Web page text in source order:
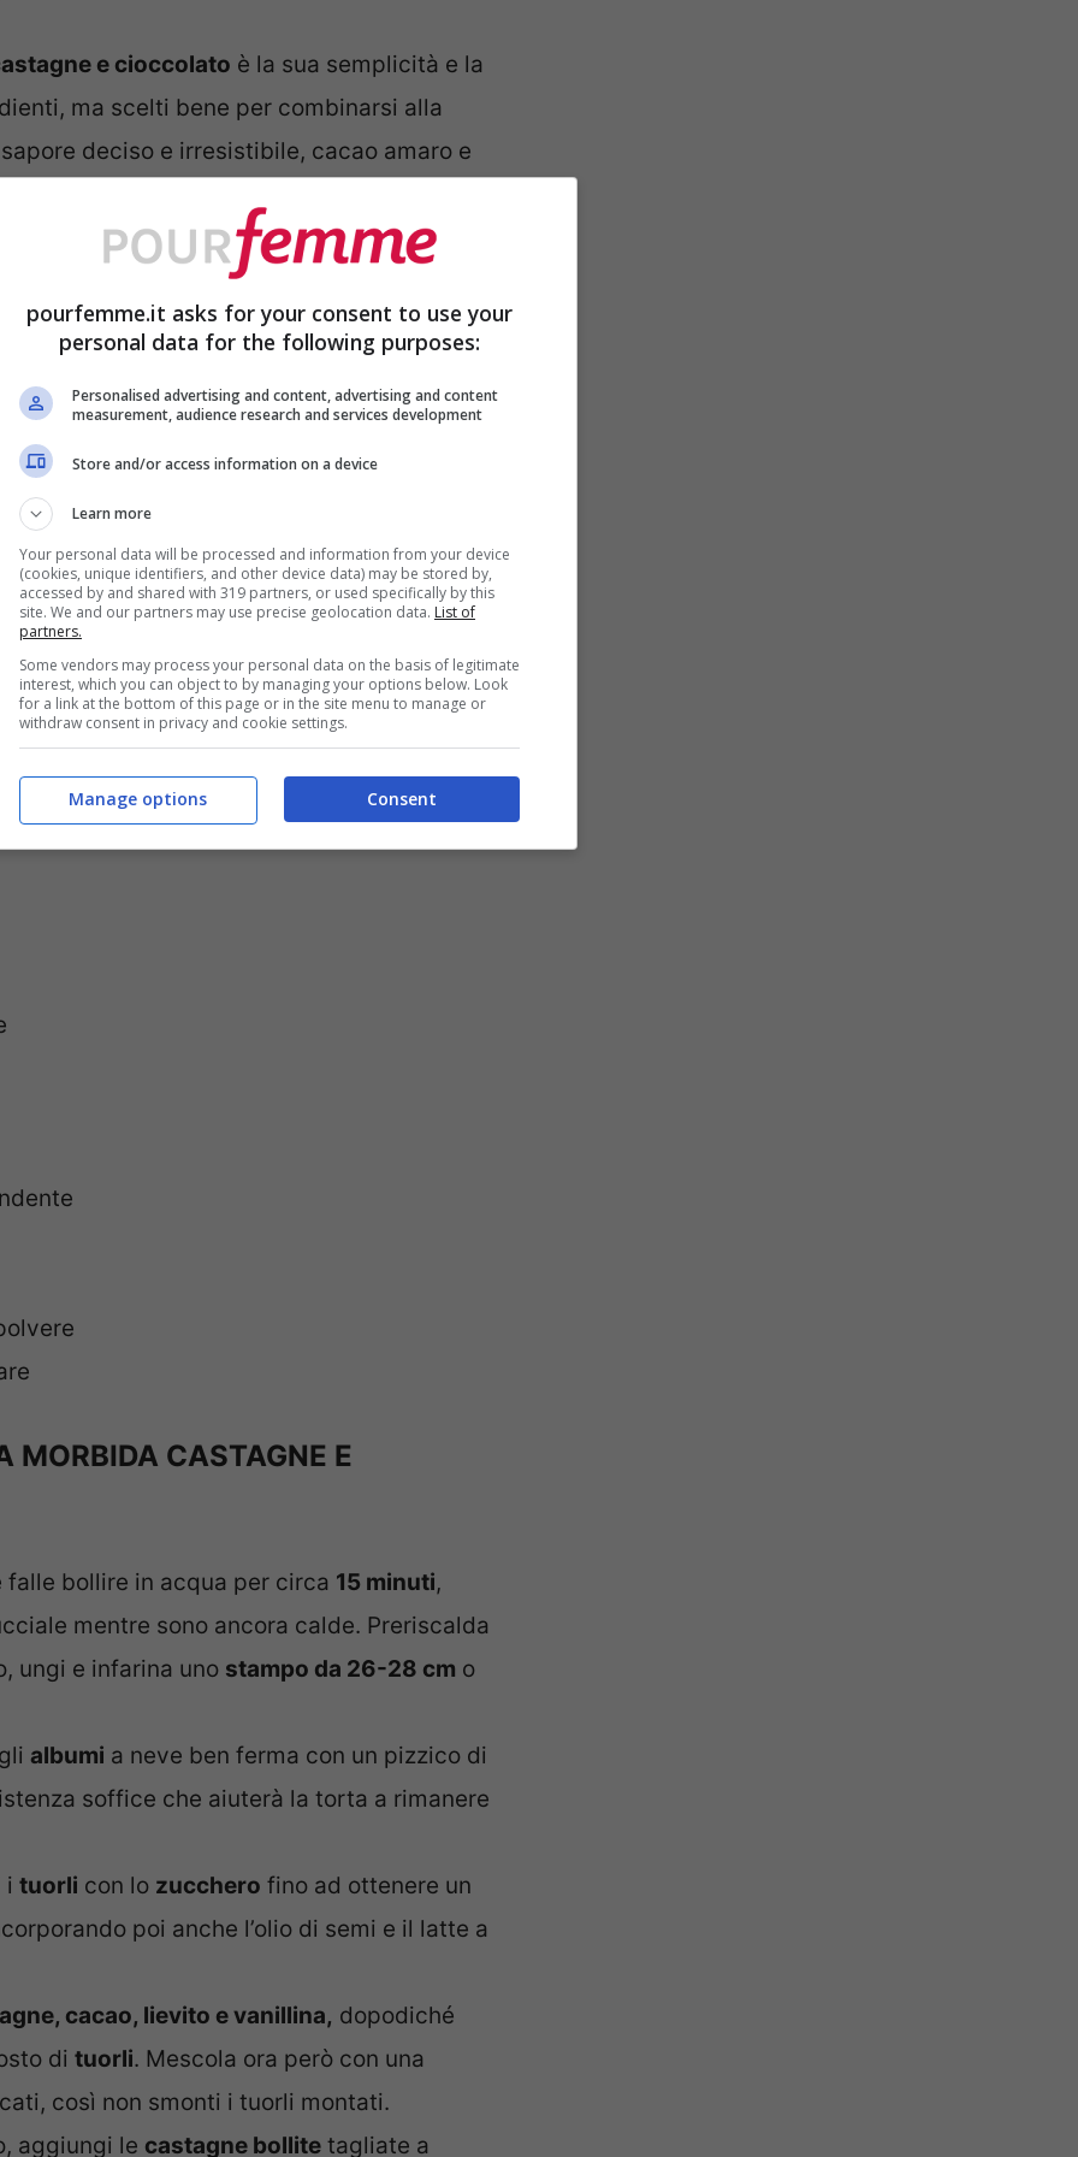
e cioccolato è la sua semplicità e la
ma scelti bene per combinarsi alla
deciso e irresistibile, cacao amaro e
cioccolatoso sempre gradito e
dando morbidezza e golosità. Fidati, già
in bocca e ti sembra di sentire
gusto e morbidezza mai visti!
scalda il forno e preparati a fare un
guiderò passo passo, così come farei se
è assicurata. Iniziamo!
preriscaldato ventilato a 180 gradi
castagne e
MORBIDA CASTAGNE E
falle bollire in acqua per circa 15 minuti,
mentre sono ancora calde. Preriscalda
ungi e infarina uno stampo da 26-28 cm o
albumi a neve ben ferma con un pizzico di
soffice che aiuterà la torta a rimanere
i tuorli con lo zucchero fino ad ottenere un
poi anche l’olio di semi e il latte a
cacao, lievito e vanillina, dopodiché
di tuorli. Mescola ora però con una
così non smonti i tuorli montati.
aggiungi le castagne bollite tagliate a
pourfemme.it asks for your consent to use your
personal data for the following purposes:
Personalised advertising and content, advertising and content
measurement, audience research and services development
Store and/or access information on a device
Learn more
Your personal data will be processed and information from your device
(cookies, unique identifiers, and other device data) may be stored by,
accessed by and shared with 319 partners, or used specifically by this
site. We and our partners may use precise geolocation data. List of
partners.
Some vendors may process your personal data on the basis of legitimate
interest, which you can object to by managing your options below. Look
for a link at the bottom of this page or in the site menu to manage or
withdraw consent in privacy and cookie settings.
Consent
Manage options